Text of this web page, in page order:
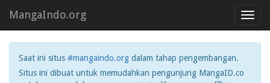
MangaIndo.org
Saat ini situs #mangaindo.org dalam tahap pengembangan.
Situs ini dibuat untuk memudahkan pengunjung MangaID.co